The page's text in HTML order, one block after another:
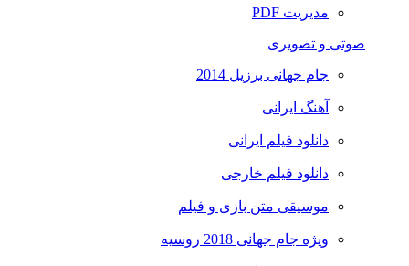
مدیریت PDF
صوتی و تصویری
جام جهانی برزیل 2014
آهنگ ایرانی
دانلود فیلم ایرانی
دانلود فیلم خارجی
موسیقی متن بازی و فیلم
ویژه جام جهانی 2018 روسیه